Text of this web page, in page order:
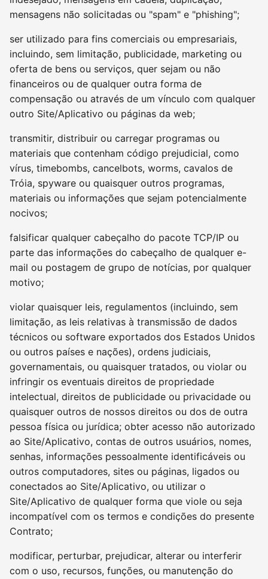
mensagens não solicitadas ou "spam" e "phishing";
ser utilizado para fins comerciais ou empresariais,
incluindo, sem limitação, publicidade, marketing ou
oferta de bens ou serviços, quer sejam ou não
financeiros ou de qualquer outra forma de
compensação ou através de um vínculo com qualquer
outro Site/Aplicativo ou páginas da web;
transmitir, distribuir ou carregar programas ou
materiais que contenham código prejudicial, como
vírus, timebombs, cancelbots, worms, cavalos de
Tróia, spyware ou quaisquer outros programas,
materiais ou informações que sejam potencialmente
nocivos;
falsificar qualquer cabeçalho do pacote TCP/IP ou
parte das informações do cabeçalho de qualquer e-
mail ou postagem de grupo de notícias, por qualquer
motivo;
violar quaisquer leis, regulamentos (incluindo, sem
limitação, as leis relativas à transmissão de dados
técnicos ou software exportados dos Estados Unidos
ou outros países e nações), ordens judiciais,
governamentais, ou quaisquer tratados, ou violar ou
infringir os eventuais direitos de propriedade
intelectual, direitos de publicidade ou privacidade ou
quaisquer outros de nossos direitos ou dos de outra
pessoa física ou jurídica; obter acesso não autorizado
ao Site/Aplicativo, contas de outros usuários, nomes,
senhas, informações pessoalmente identificáveis ou
outros computadores, sites ou páginas, ligados ou
conectados ao Site/Aplicativo, ou utilizar o
Site/Aplicativo de qualquer forma que viole ou seja
incompatível com os termos e condições do presente
Contrato;
modificar, perturbar, prejudicar, alterar ou interferir
com o uso, recursos, funções, ou manutenção do